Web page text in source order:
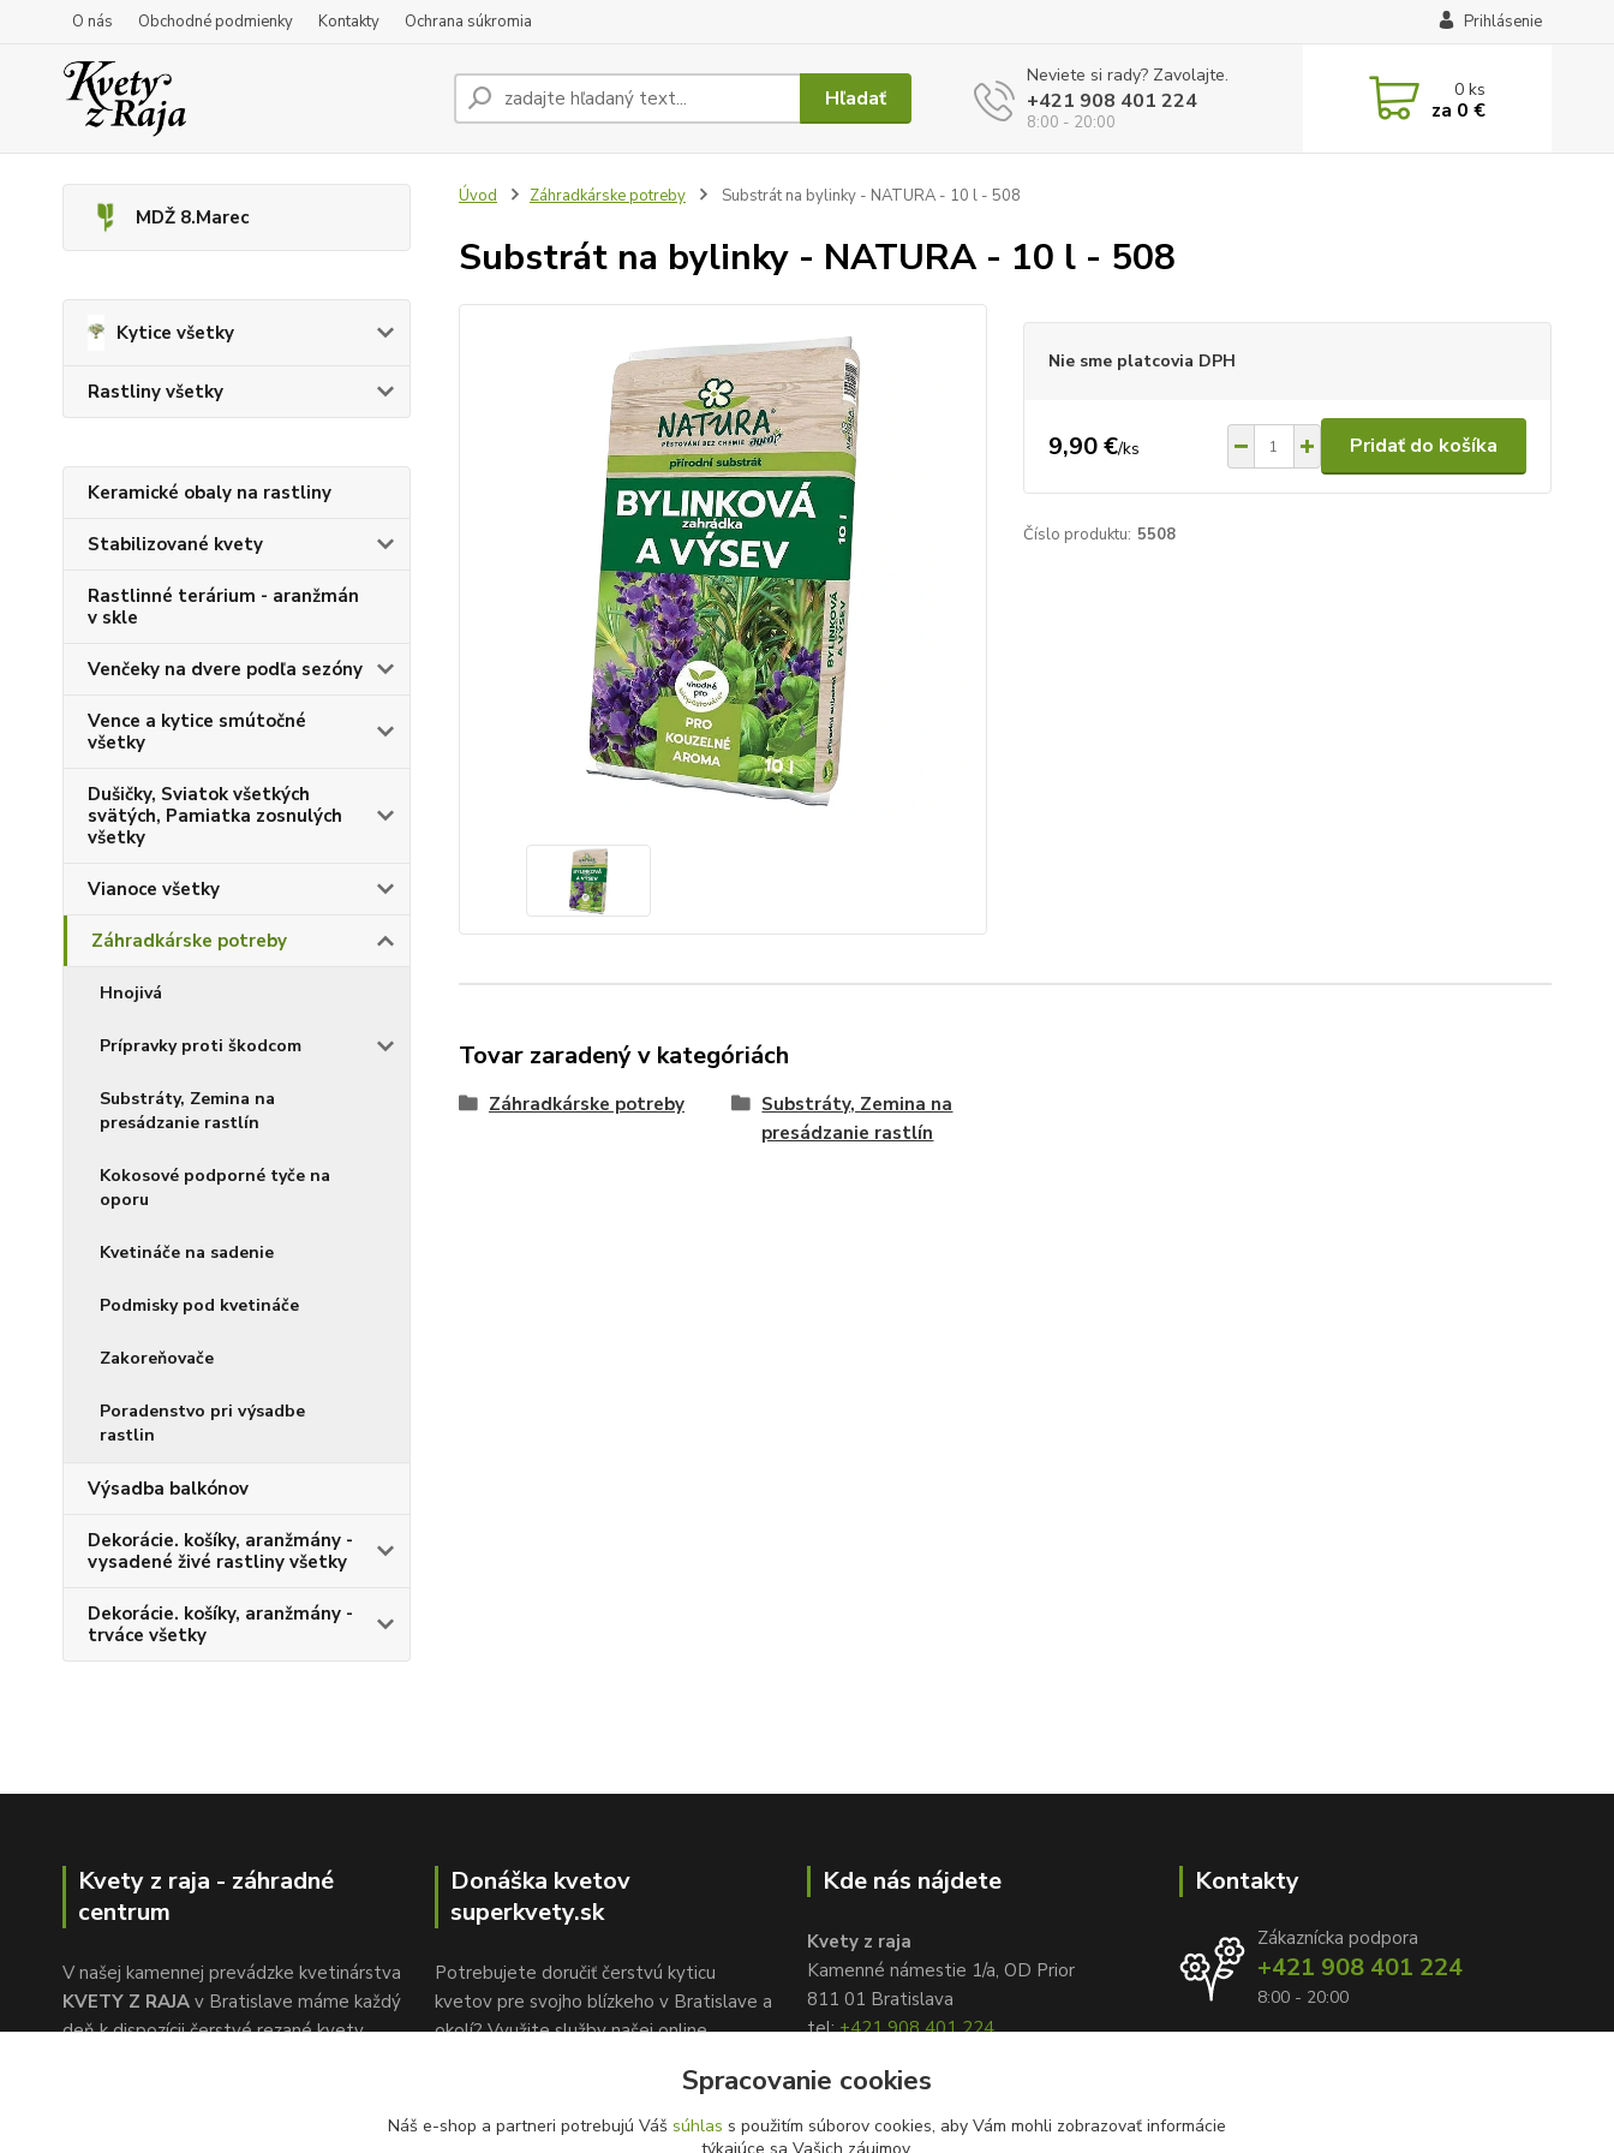
O nás Obchodné podmienky Kontakty Ochrana súkromia Prihlásenie
Hľadať
Neviete si rady? Zavolajte.
+421 908 401 224
8:00 - 20:00
0ks
za 0 €
MDŽ 8.Marec
Kytice všetky
Rastliny všetky
Keramické obaly na rastliny
Stabilizované kvety
Rastlinné terárium - aranžmán
v skle
Venčeky na dvere podľa sezóny
Vence a kytice smútočné
všetky
Dušičky, Sviatok všetkých
svätých, Pamiatka zosnulých
všetky
Vianoce všetky
Záhradkárske potreby
Hnojivá
Prípravky proti škodcom
Substráty, Zemina na
presádzanie rastlín
Kokosové podporné tyče na
oporu
Kvetináče na sadenie
Podmisky pod kvetináče
Zakoreňovače
Poradenstvo pri výsadbe
rastlin
Výsadba balkónov
Dekorácie. košíky, aranžmány -
vysadené živé rastliny všetky
Dekorácie. košíky, aranžmány -
trváce všetky
Úvod Záhradkárske potreby Substrát na bylinky - NATURA - 10 l - 508
Substrát na bylinky - NATURA - 10 l - 508
Nie sme platcovia DPH
9,90 €/ks Pridať do košíka
Číslo produktu: 5508
Tovar zaradený v kategóriách
Záhradkárske potreby
Substráty, Zemina na
presádzanie rastlín
Kvety z raja - záhradné
centrum
V našej kamennej prevádzke kvetinárstva
KVETY Z RAJA v Bratislave máme každý
deň k dispozícii čerstvé rezané kvety,
rýchlemu servisu je to, čo nás oddeľuje od
Donáška kvetov
superkvety.sk
Potrebujete doručiť čerstvú kyticu
kvetov pre svojho blízkeho v Bratislave a
okolí? Využite služby našej online
www.superkvety.sk, www.kvetyzraja.sk
Kde nás nájdete
Kvety z raja
Kamenné námestie 1/a, OD Prior
811 01 Bratislava
tel:+421 908 401 224
Kontakty
Zákaznícka podpora
+421 908 401 224
8:00 - 20:00
Spracovanie cookies
Náš e-shop a partneri potrebujú Váš súhlas s použitím súborov cookies, aby Vám mohli zobrazovať informácie